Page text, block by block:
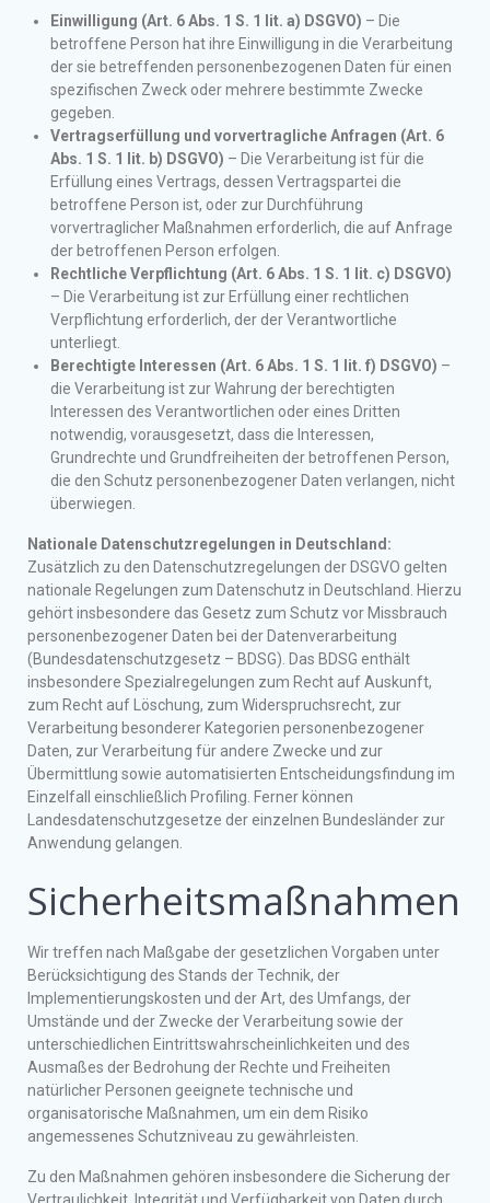
Einwilligung (Art. 6 Abs. 1 S. 1 lit. a) DSGVO) – Die
betroffene Person hat ihre Einwilligung in die Verarbeitung
der sie betreffenden personenbezogenen Daten für einen
spezifischen Zweck oder mehrere bestimmte Zwecke
gegeben.
Vertragserfüllung und vorvertragliche Anfragen (Art. 6
Abs. 1 S. 1 lit. b) DSGVO) – Die Verarbeitung ist für die
Erfüllung eines Vertrags, dessen Vertragspartei die
betroffene Person ist, oder zur Durchführung
vorvertraglicher Maßnahmen erforderlich, die auf Anfrage
der betroffenen Person erfolgen.
Rechtliche Verpflichtung (Art. 6 Abs. 1 S. 1 lit. c) DSGVO)
– Die Verarbeitung ist zur Erfüllung einer rechtlichen
Verpflichtung erforderlich, der der Verantwortliche
unterliegt.
Berechtigte Interessen (Art. 6 Abs. 1 S. 1 lit. f) DSGVO) –
die Verarbeitung ist zur Wahrung der berechtigten
Interessen des Verantwortlichen oder eines Dritten
notwendig, vorausgesetzt, dass die Interessen,
Grundrechte und Grundfreiheiten der betroffenen Person,
die den Schutz personenbezogener Daten verlangen, nicht
überwiegen.
Nationale Datenschutzregelungen in Deutschland:
Zusätzlich zu den Datenschutzregelungen der DSGVO gelten
nationale Regelungen zum Datenschutz in Deutschland. Hierzu
gehört insbesondere das Gesetz zum Schutz vor Missbrauch
personenbezogener Daten bei der Datenverarbeitung
(Bundesdatenschutzgesetz – BDSG). Das BDSG enthält
insbesondere Spezialregelungen zum Recht auf Auskunft,
zum Recht auf Löschung, zum Widerspruchsrecht, zur
Verarbeitung besonderer Kategorien personenbezogener
Daten, zur Verarbeitung für andere Zwecke und zur
Übermittlung sowie automatisierten Entscheidungsfindung im
Einzelfall einschließlich Profiling. Ferner können
Landesdatenschutzgesetze der einzelnen Bundesländer zur
Anwendung gelangen.
Sicherheitsmaßnahmen
Wir treffen nach Maßgabe der gesetzlichen Vorgaben unter
Berücksichtigung des Stands der Technik, der
Implementierungskosten und der Art, des Umfangs, der
Umstände und der Zwecke der Verarbeitung sowie der
unterschiedlichen Eintrittswahrscheinlichkeiten und des
Ausmaßes der Bedrohung der Rechte und Freiheiten
natürlicher Personen geeignete technische und
organisatorische Maßnahmen, um ein dem Risiko
angemessenes Schutzniveau zu gewährleisten.
Zu den Maßnahmen gehören insbesondere die Sicherung der